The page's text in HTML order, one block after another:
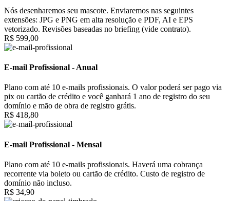
Nós desenharemos seu mascote. Enviaremos nas seguintes
extensões: JPG e PNG em alta resolução e PDF, AI e EPS
vetorizado. Revisões baseadas no briefing (vide contrato).
R$ 599,00
E-mail Profissional - Anual
Plano com até 10 e-mails profissionais. O valor poderá ser pago via
pix ou cartão de crédito e você ganhará 1 ano de registro do seu
domínio e mão de obra de registro grátis.
R$ 418,80
E-mail Profissional - Mensal
Plano com até 10 e-mails profissionais. Haverá uma cobrança
recorrente via boleto ou cartão de crédito. Custo de registro de
domínio não incluso.
R$ 34,90